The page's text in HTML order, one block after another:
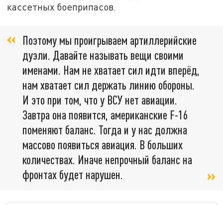
кассетных боеприпасов.
Поэтому мы проигрываем артиллерийские
дуэли. Давайте называть вещи своими
именами. Нам не хватает сил идти вперёд,
нам хватает сил держать линию обороны.
И это при том, что у ВСУ нет авиации.
Завтра она появится, американские F-16
поменяют баланс. Тогда и у нас должна
массово появиться авиация. В больших
количествах. Иначе непрочный баланс на
фронтах будет нарушен.